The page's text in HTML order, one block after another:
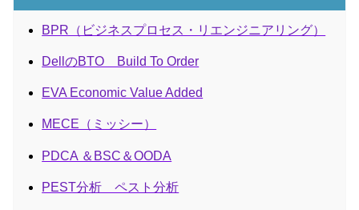
BPR（ビジネスプロセス・リエンジニアリング）
DellのBTO Build To Order
EVA Economic Value Added
MECE（ミッシー）
PDCA ＆BSC＆OODA
PEST分析 ペスト分析